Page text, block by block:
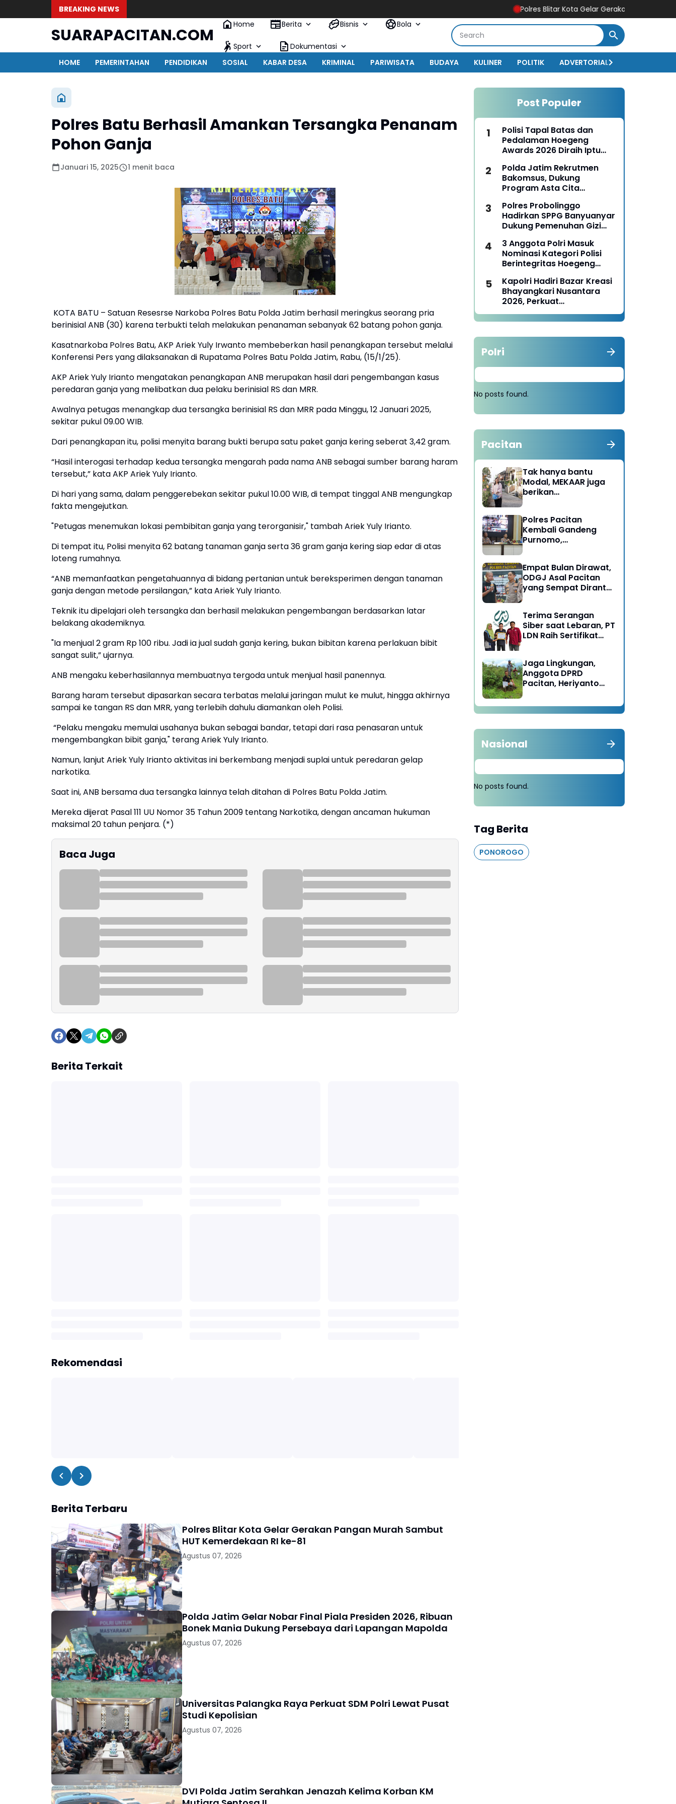
BREAKING NEWS Polres Blitar Kota Gelar Gerakan Pangan Murah
SUARAPACITAN.COM
Home Berita Bisnis Bola
Sport
Dokumentasi
HOME
PEMERINTAHAN PENDIDIKAN SOSIAL KABAR DESA KRIMINAL PARIWISATA BUDAYA KULINER POLITIK ADVERTORIAL
Polres Batu Berhasil Amankan Tersangka Penanam
Pohon Ganja
Januari 15, 2025 1 menit baca
KOTA BATU – Satuan Resesrse Narkoba Polres Batu Polda Jatim berhasil meringkus seorang pria
berinisial ANB (30) karena terbukti telah melakukan penanaman sebanyak 62 batang pohon ganja.
Kasatnarkoba Polres Batu, AKP Ariek Yuly Irwanto membeberkan hasil penangkapan tersebut melalui
Konferensi Pers yang dilaksanakan di Rupatama Polres Batu Polda Jatim, Rabu, (15/1/25).
AKP Ariek Yuly Irianto mengatakan penangkapan ANB merupakan hasil dari pengembangan kasus
peredaran ganja yang melibatkan dua pelaku berinisial RS dan MRR.
Awalnya petugas menangkap dua tersangka berinisial RS dan MRR pada Minggu, 12 Januari 2025,
sekitar pukul 09.00 WIB.
Dari penangkapan itu, polisi menyita barang bukti berupa satu paket ganja kering seberat 3,42 gram.
“Hasil interogasi terhadap kedua tersangka mengarah pada nama ANB sebagai sumber barang haram
tersebut,” kata AKP Ariek Yuly Irianto.
Di hari yang sama, dalam penggerebekan sekitar pukul 10.00 WIB, di tempat tinggal ANB mengungkap
fakta mengejutkan.
"Petugas menemukan lokasi pembibitan ganja yang terorganisir," tambah Ariek Yuly Irianto.
Di tempat itu, Polisi menyita 62 batang tanaman ganja serta 36 gram ganja kering siap edar di atas
loteng rumahnya.
“ANB memanfaatkan pengetahuannya di bidang pertanian untuk bereksperimen dengan tanaman
ganja dengan metode persilangan,” kata Ariek Yuly Irianto.
Teknik itu dipelajari oleh tersangka dan berhasil melakukan pengembangan berdasarkan latar
belakang akademiknya.
"Ia menjual 2 gram Rp 100 ribu. Jadi ia jual sudah ganja kering, bukan bibitan karena perlakuan bibit
sangat sulit,” ujarnya.
ANB mengaku keberhasilannya membuatnya tergoda untuk menjual hasil panennya.
Barang haram tersebut dipasarkan secara terbatas melalui jaringan mulut ke mulut, hingga akhirnya
sampai ke tangan RS dan MRR, yang terlebih dahulu diamankan oleh Polisi.
“Pelaku mengaku memulai usahanya bukan sebagai bandar, tetapi dari rasa penasaran untuk
mengembangkan bibit ganja," terang Ariek Yuly Irianto.
Namun, lanjut Ariek Yuly Irianto aktivitas ini berkembang menjadi suplai untuk peredaran gelap
narkotika.
Saat ini, ANB bersama dua tersangka lainnya telah ditahan di Polres Batu Polda Jatim.
Mereka dijerat Pasal 111 UU Nomor 35 Tahun 2009 tentang Narkotika, dengan ancaman hukuman
maksimal 20 tahun penjara. (*)
Baca Juga
Berita Terkait
Rekomendasi
Berita Terbaru
Polres Blitar Kota Gelar Gerakan Pangan Murah Sambut
HUT Kemerdekaan RI ke-81
Agustus 07, 2026
Polda Jatim Gelar Nobar Final Piala Presiden 2026, Ribuan
Bonek Mania Dukung Persebaya dari Lapangan Mapolda
Agustus 07, 2026
Universitas Palangka Raya Perkuat SDM Polri Lewat Pusat
Studi Kepolisian
Agustus 07, 2026
DVI Polda Jatim Serahkan Jenazah Kelima Korban KM
Post Populer
Polisi Tapal Batas dan
Pedalaman Hoegeng
Awards 2026 Diraih Iptu
Pengabdian Humanis di
Nduga
Polda Jatim Rekrutmen
Bakomsus, Dukung
Program Asta Cita
Polres Probolinggo
Hadirkan SPPG Banyuanyar
Dukung Pemenuhan Gizi
3 Anggota Polri Masuk
Nominasi Kategori Polisi
Berintegritas Hoegeng
Kapolri Hadiri Bazar Kreasi
Bhayangkari Nusantara
2026, Perkuat
Pemberdayaan UMKM dan
Budaya Lokal
Polri
No posts found.
Pacitan
Tak hanya bantu
Modal, MEKAAR juga
berikan
Dapur Tetap Ngebul
Polres Pacitan
Kembali Gandeng
Purnomo,
Rehabilitasi
Empat Bulan Dirawat,
ODGJ Asal Pacitan
yang Sempat Dirantai
Terima Serangan
Siber saat Lebaran, PT
LDN Raih Sertifikat
Karesidenan Madiun
Raya
Jaga Lingkungan,
Anggota DPRD
Pacitan, Heriyanto
Tebang 100 Pohon
diganti Tanam 1000
Nasional
No posts found.
Tag Berita
PONOROGO